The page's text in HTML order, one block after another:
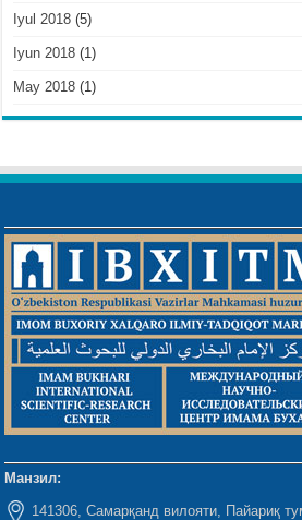
Iyul 2018 (5)
Iyun 2018 (1)
May 2018 (1)
Манзил:
141306, Самарқанд вилояти,